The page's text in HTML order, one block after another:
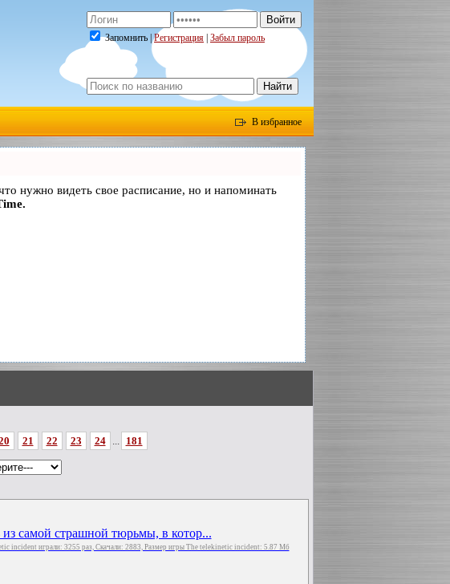
Запомнить |Регистрация Забыл пароль
В избранное
нужно видеть свое расписание, но и напоминать
21 22 23 24 ... 181
из самой страшной тюрьмы, в котор...
incident играли: 3255 раз, Скачали: 2883, Размер игры The telekinetic incident: 5.87 Мб